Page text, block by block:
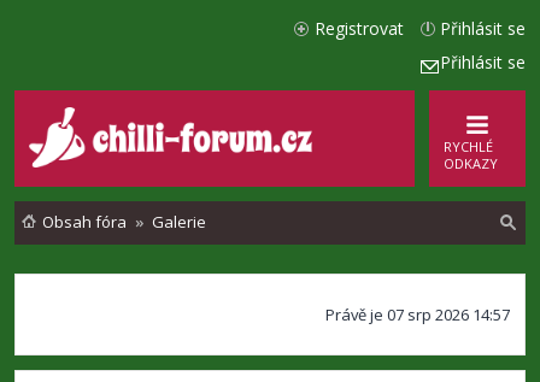
Přihlásit se
Přihlásit se
Registrovat
RYCHLÉ
ODKAZY
Obsah fóra Galerie
d
Právě je 07 srp 2026 14:57